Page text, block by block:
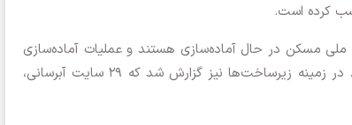
کرده است.
مسکونی برای نهضت ملی مسکن در حال آماده‌سازی هستند و عملیات آماده‌سازی
این سایت‌ها به صورت میانگین ۳۶٫۵۳ درصد پیشرفت فیزیکی دارد. در زمینه زیرساخت‌ها نیز گزارش شد که ۲۹ سایت آبرسانی،